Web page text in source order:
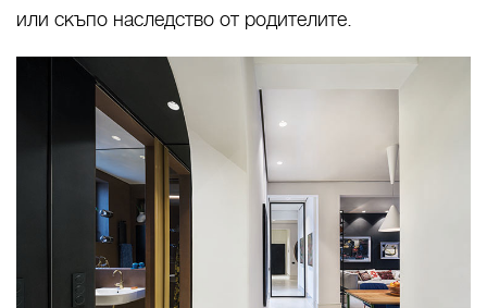
или скъпо наследство от родителите.